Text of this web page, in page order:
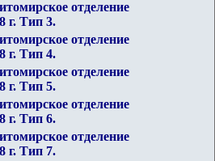
отделение
г. Тип 3.
отделение
г. Тип 4.
отделение
г. Тип 5.
отделение
г. Тип 6.
отделение
г. Тип 7.